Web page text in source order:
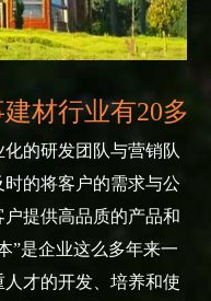
材行业有20多
化的研发团队与营销队
的将客户的需求与公
提供高品质的产品和
”是企业这么多年来一
才的开发、培养和使